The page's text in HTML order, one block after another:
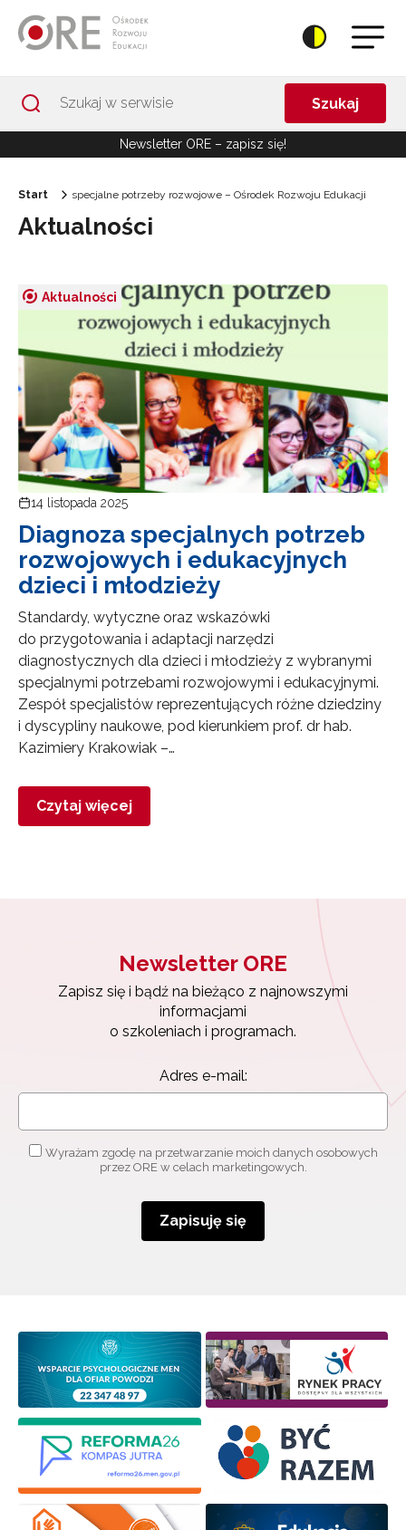
Szukaj
Newsletter ORE – zapisz się!
Start specjalne potrzeby rozwojowe – Ośrodek Rozwoju Edukacji
Aktualności
Aktualności
14 listopada 2025
Diagnoza specjalnych potrzeb
rozwojowych i edukacyjnych
dzieci i młodzieży
Standardy, wytyczne oraz wskazówki
do przygotowania i adaptacji narzędzi
diagnostycznych dla dzieci i młodzieży z wybranymi
specjalnymi potrzebami rozwojowymi i edukacyjnymi.
Zespół specjalistów reprezentujących różne dziedziny
i dyscypliny naukowe, pod kierunkiem prof. dr hab.
Kazimiery Krakowiak –…
Czytaj więcej
Newsletter ORE
Zapisz się i bądź na bieżąco z najnowszymi
informacjami
o szkoleniach i programach.
Adres e-mail:
Wyrażam zgodę na przetwarzanie moich danych osobowych
przez ORE w celach marketingowych.
Zapisuję się